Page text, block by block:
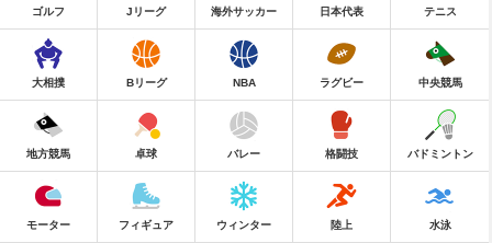
ゴルフ Jリーグ 海外サッカー 日本代表 テニス
大相撲 Bリーグ NBA ラグビー 中央競馬
地方競馬 卓球 バレー 格闘技 バドミントン
モーター フィギュア ウィンター 陸上 水泳